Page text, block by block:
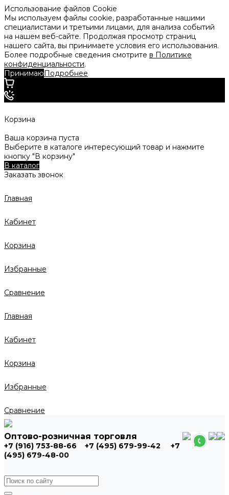
Использование файлов Cookie
Мы используем файлы cookie, разработанные нашими
специалистами и третьими лицами, для анализа событий
на нашем веб-сайте. Продолжая просмотр страниц
нашего сайта, вы принимаете условия его использования.
Более подробные сведения смотрите в Политике
конфиденциальности.
ПринимаюПодробнее
Корзина
Ваша корзина пуста
Выберите в каталоге интересующий товар и нажмите
кнопку "В корзину"
В каталог
Заказать звонок
Главная
Кабинет
Корзина
Избранные
Сравнение
Главная
Кабинет
Корзина
Избранные
Сравнение
Оптово-розничная торговля
+7 (916) 753-88-66 +7 (495) 679-99-42
+7
(495) 679-48-00